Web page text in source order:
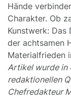
Hände
Charakter. Ob
Kunstwerk: Das
der achtsamen
Materialfrieden
Artikel wurde in
redaktionellen
Chefredakteur